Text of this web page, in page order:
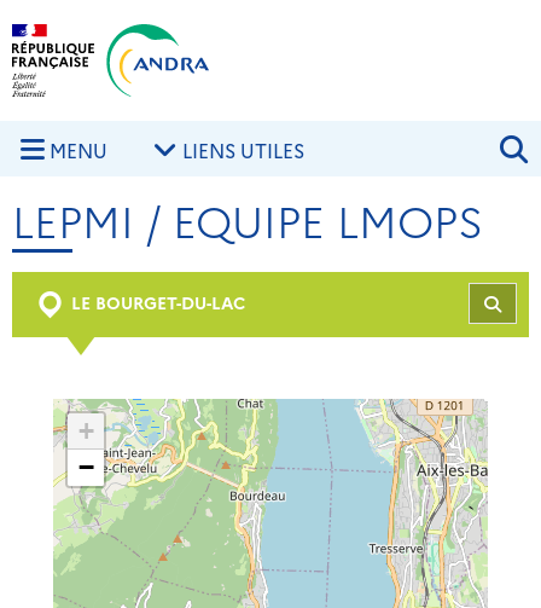
Aller au contenu principal
MENU LIENS UTILES
LEPMI / EQUIPE LMOPS
LE BOURGET-DU-LAC
+
−